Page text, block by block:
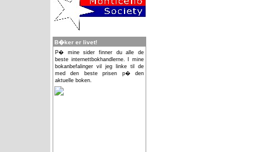
B�ker er livet!
P� mine sider finner du alle de
beste internettbokhandlerne. I mine
bokanbefalinger vil jeg linke til de
med den beste prisen p� den
aktuelle boken.